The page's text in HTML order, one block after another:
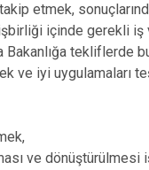
etmek,
içinde gerekli
tekliflerde
ve iyi uygulamaları
ve